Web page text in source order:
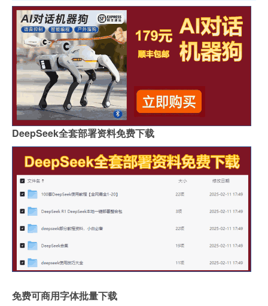
DeepSeek全套部署资料免费下载
免费可商用字体批量下载